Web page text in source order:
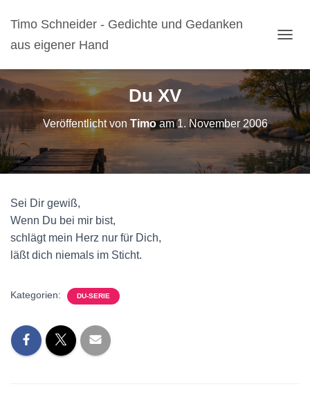
Timo Schneider - Gedichte und Gedanken
aus eigener Hand
V
I
G
A
T
I
O
N
U
Du XV
Veröffentlicht von Timoam1. November 2006
Sei Dir gewiß,
Wenn Du bei mir bist,
schlägt mein Herz nur für Dich,
läßt dich niemals im Sticht.
Kategorien: DU-SERIE